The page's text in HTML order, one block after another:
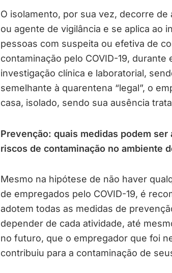
O isolamento, por sua vez, decorre
ou agente de vigilância e se aplica ao
pessoas com suspeita ou efetiva de
contaminação pelo COVID-19, durante
investigação clínica e laboratorial,
semelhante à quarentena “legal”, o
casa, isolado, sendo sua ausência
Prevenção: quais medidas podem ser
riscos de contaminação no ambiente
Mesmo na hipótese de não haver
de empregados pelo COVID-19, é
adotem todas as medidas de
depender de cada atividade, até
no futuro, que o empregador que foi
contribuiu para a contaminação de